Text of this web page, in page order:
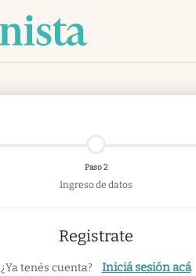
Paso 2
Ingreso de datos
Registrate
¿Ya tenés cuenta? Iniciá sesión acá